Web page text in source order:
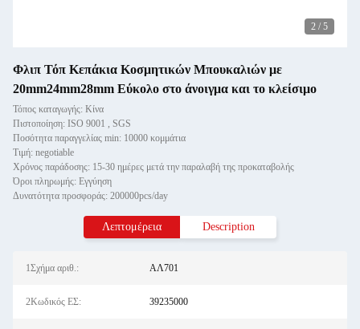
2 / 5
Φλιπ Τόπ Κεπάκια Κοσμητικών Μπουκαλιών με
20mm24mm28mm Εύκολο στο άνοιγμα και το κλείσιμο
Τόπος καταγωγής: Κίνα
Πιστοποίηση: ISO 9001 , SGS
Ποσότητα παραγγελίας min: 10000 κομμάτια
Τιμή: negotiable
Χρόνος παράδοσης: 15-30 ημέρες μετά την παραλαβή της προκαταβολής
Όροι πληρωμής: Εγγύηση
Δυνατότητα προσφοράς: 200000pcs/day
Λεπτομέρεια Description
1Σχήμα αριθ.: ΑΛ701
2Κωδικός ΕΣ: 39235000